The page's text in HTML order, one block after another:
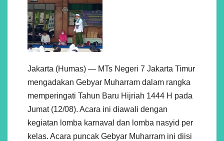
Jakarta (Humas) — MTs Negeri 7 Jakarta Timur
mengadakan Gebyar Muharram dalam rangka
memperingati Tahun Baru Hijriah 1444 H pada
Jumat (12/08). Acara ini diawali dengan
kegiatan lomba karnaval dan lomba nasyid per
kelas. Acara puncak Gebyar Muharram ini diisi